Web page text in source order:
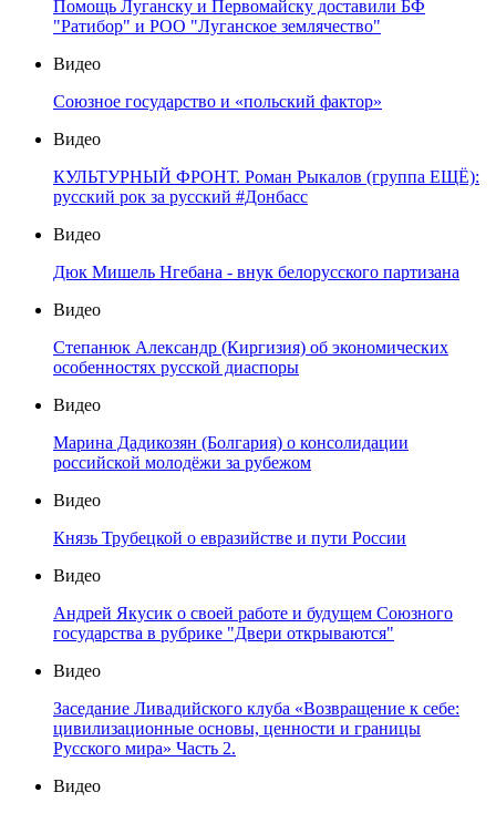
Помощь Луганску и Первомайску доставили БФ
"Ратибор" и РОО "Луганское землячество"
Видео
Союзное государство и «польский фактор»
Видео
КУЛЬТУРНЫЙ ФРОНТ. Роман Рыкалов (группа ЕЩЁ):
русский рок за русский #Донбасс
Видео
Дюк Мишель Нгебана - внук белорусского партизана
Видео
Степанюк Александр (Киргизия) об экономических
особенностях русской диаспоры
Видео
Марина Дадикозян (Болгария) о консолидации
российской молодёжи за рубежом
Видео
Князь Трубецкой о евразийстве и пути России
Видео
Андрей Якусик о своей работе и будущем Союзного
государства в рубрике "Двери открываются"
Видео
Заседание Ливадийского клуба «Возвращение к себе:
цивилизационные основы, ценности и границы
Русского мира» Часть 2.
Видео